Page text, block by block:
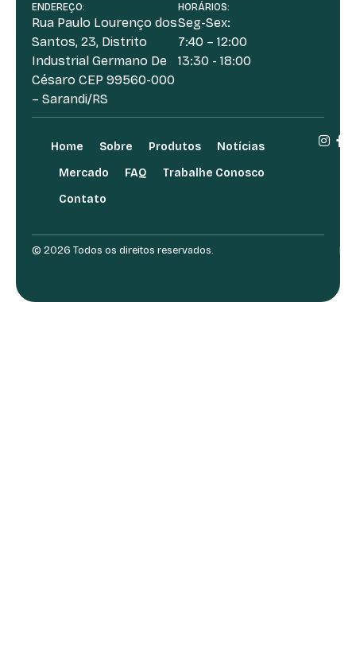
ENDEREÇO:
Rua Paulo Lourenço dos
Santos, 23, Distrito
Industrial Germano De
Césaro CEP 99560-000
– Sarandi/RS
HORÁRIOS:
Seg-Sex:
7:40 – 12:00
13:30 - 18:00
Home Sobre Produtos
Notícias
Mercado
FAQ
Trabalhe Conosco
Contato
© 2026 Todos os direitos reservados.